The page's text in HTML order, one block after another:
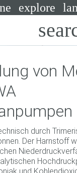
explore
von
durch
Der Harnstoff